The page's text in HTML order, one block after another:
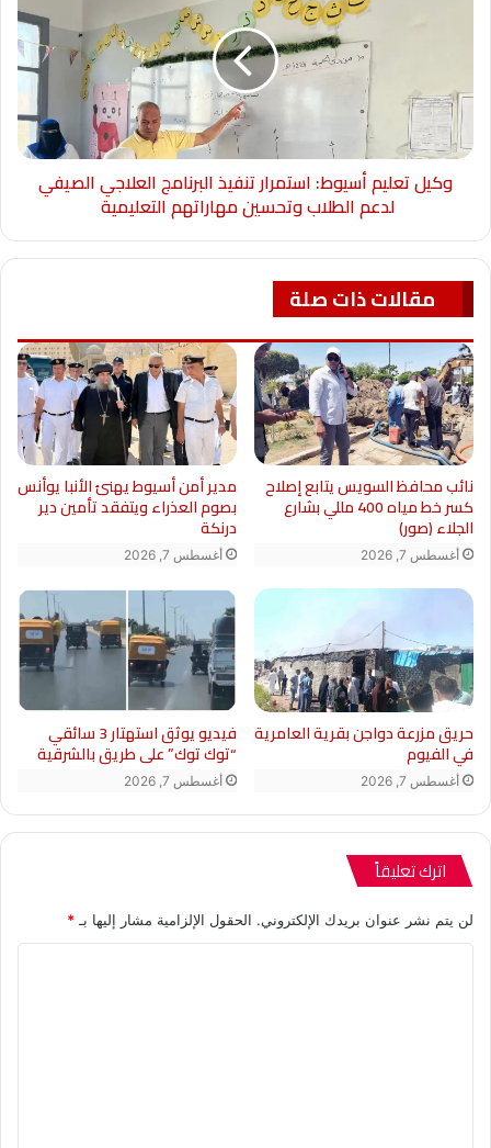
وكيل تعليم أسيوط: استمرار تنفيذ البرنامج العلاجي الصيفي
لدعم الطلاب وتحسين مهاراتهم التعليمية
مقالات ذات صلة
نائب محافظ السويس يتابع إصلاح
كسر خط مياه 400 مللي بشارع
الجلاء (صور)
أغسطس 7, 2026
مدير أمن أسيوط يهنئ الأنبا يوأنس
بصوم العذراء ويتفقد تأمين دير
درنكة
أغسطس 7, 2026
حريق مزرعة دواجن بقرية العامرية
في الفيوم
أغسطس 7, 2026
فيديو يوثق استهتار 3 سائقي
“توك توك” على طريق بالشرقية
أغسطس 7, 2026
اترك تعليقاً
لن يتم نشر عنوان بريدك الإلكتروني. الحقول الإلزامية مشار إليها بـ*